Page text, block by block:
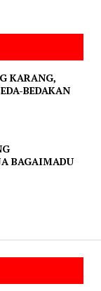
KARANG,
BEDAKAN
BAGAIMADU